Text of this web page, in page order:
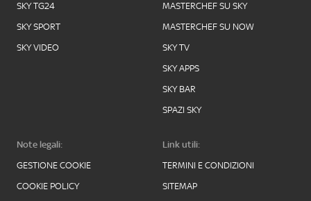
SKY TG24
SKY SPORT
SKY VIDEO
MASTERCHEF SU SKY
MASTERCHEF SU NOW
SKY TV
SKY APPS
SKY BAR
SPAZI SKY
Note legali:
GESTIONE COOKIE
COOKIE POLICY
Link utili:
TERMINI E CONDIZIONI
SITEMAP